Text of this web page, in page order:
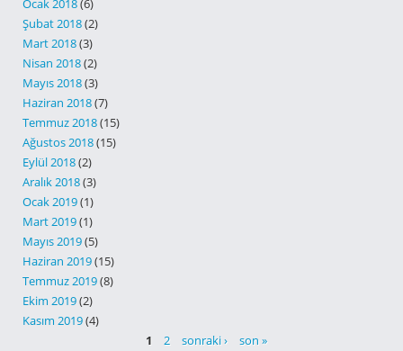
Ocak 2018(6)
Şubat 2018(2)
Mart 2018(3)
Nisan 2018(2)
Mayıs 2018(3)
Haziran 2018(7)
Temmuz 2018(15)
Ağustos 2018(15)
Eylül 2018(2)
Aralık 2018(3)
Ocak 2019(1)
Mart 2019(1)
Mayıs 2019(5)
Haziran 2019(15)
Temmuz 2019(8)
Ekim 2019(2)
Kasım 2019(4)
1 2 sonraki › son »